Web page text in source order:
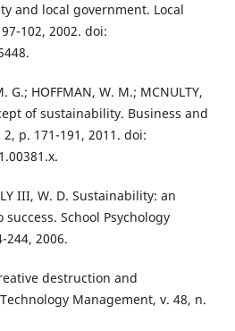
and local government. Local
102, 2002. doi:
G.; HOFFMAN, W. M.; MCNULTY,
of sustainability. Business and
p. 171-191, 2011. doi:
III, W. D. Sustainability: an
School Psychology
244, 2006.
destruction and
Management, v. 48, n.